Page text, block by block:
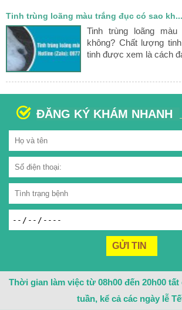
Tinh trùng loãng màu trắng đục có sao kh...
Tinh trùng loãng
không? Chất lượng
tinh được xem là cách
ĐĂNG KÝ KHÁM NHANH
Thời gian làm việc từ 08h00 đến 20h00
tuần, kể cả các ngày lễ